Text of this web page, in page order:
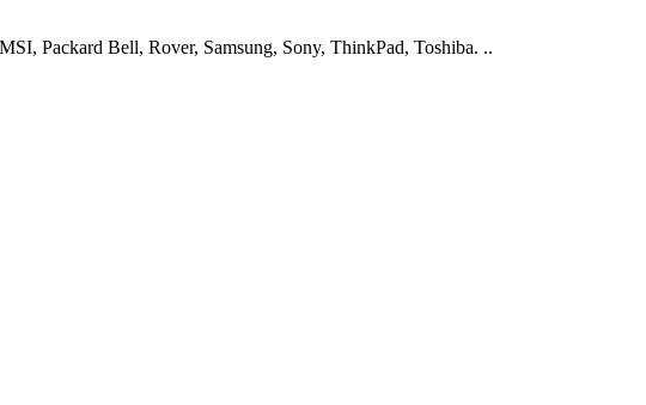
Packard Bell, Rover, Samsung, Sony, ThinkPad, Toshiba. ..